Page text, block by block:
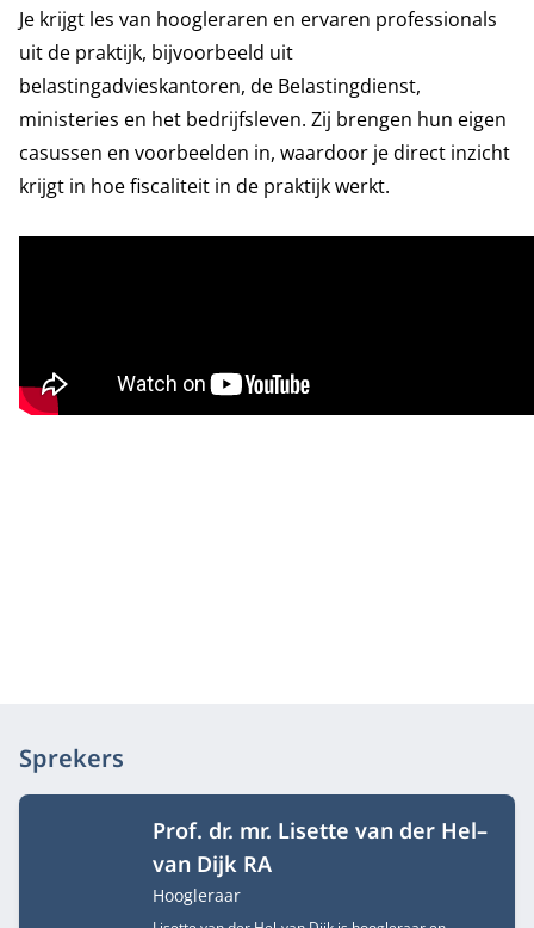
Je krijgt les van hoogleraren en ervaren professionals
uit de praktijk, bijvoorbeeld uit
belastingadvieskantoren, de Belastingdienst,
ministeries en het bedrijfsleven. Zij brengen hun eigen
casussen en voorbeelden in, waardoor je direct inzicht
krijgt in hoe fiscaliteit in de praktijk werkt.
Sprekers
Prof. dr. mr. Lisette van der Hel–
van Dijk RA
Functietitel
Hoogleraar